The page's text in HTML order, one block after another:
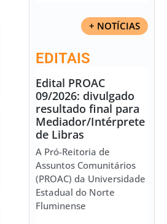
+ NOTÍCIAS
EDITAIS
Edital PROAC
09/2026: divulgado
resultado final para
Mediador/Intérprete
de Libras
A Pró-Reitoria de
Assuntos Comunitários
(PROAC) da Universidade
Estadual do Norte
Fluminense